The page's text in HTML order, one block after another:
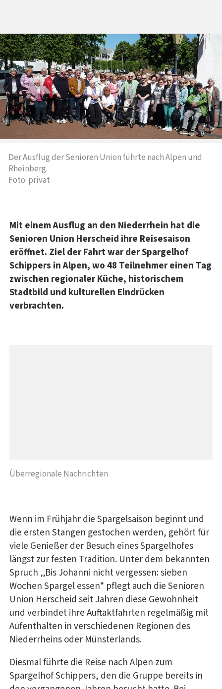
Der Ausflug der Senioren Union führte nach Alpen und
Rheinberg.
Foto: privat
Mit einem Ausflug an den Niederrhein hat die
Senioren Union Herscheid ihre Reisesaison
eröffnet. Ziel der Fahrt war der Spargelhof
Schippers in Alpen, wo 48 Teilnehmer einen Tag
zwischen regionaler Küche, historischem
Stadtbild und kulturellen Eindrücken
verbrachten.
Überregionale Nachrichten
Wenn im Frühjahr die Spargelsaison beginnt und
die ersten Stangen gestochen werden, gehört für
viele Genießer der Besuch eines Spargelhofes
längst zur festen Tradition. Unter dem bekannten
Spruch „Bis Johanni nicht vergessen: sieben
Wochen Spargel essen“ pflegt auch die Senioren
Union Herscheid seit Jahren diese Gewohnheit
und verbindet ihre Auftaktfahrten regelmäßig mit
Aufenthalten in verschiedenen Regionen des
Niederrheins oder Münsterlands.
Diesmal führte die Reise nach Alpen zum
Spargelhof Schippers, den die Gruppe bereits in